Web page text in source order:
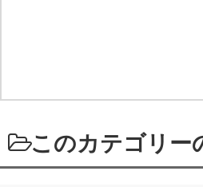
このカテゴリー